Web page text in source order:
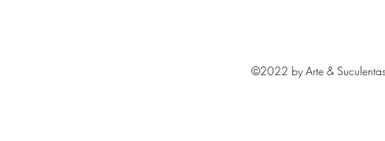
©2022 by Arte & Suculentas.